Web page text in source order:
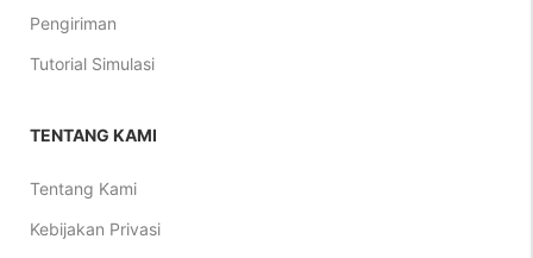
Pengiriman
Tutorial Simulasi
TENTANG KAMI
Tentang Kami
Kebijakan Privasi